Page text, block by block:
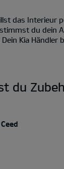
das Interieur
du dein
Kia Händler
du